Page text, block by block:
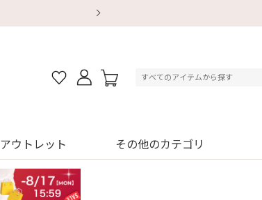
アウトレット その他のカテゴリ